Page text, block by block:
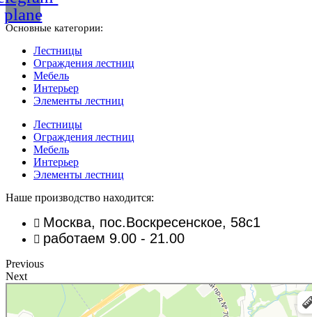
plane
Основные категории:
Лестницы
Ограждения лестниц
Мебель
Интерьер
Элементы лестниц
Лестницы
Ограждения лестниц
Мебель
Интерьер
Элементы лестниц
Наше производство находится:
Москва, пос.Воскресенское, 58с1
работаем 9.00 - 21.00
Previous
Next